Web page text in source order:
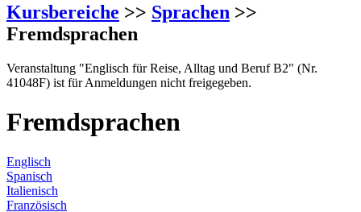
Kursbereiche >> Sprachen >>
Fremdsprachen
Veranstaltung "Englisch für Reise, Alltag und Beruf B2" (Nr.
41048F) ist für Anmeldungen nicht freigegeben.
Fremdsprachen
Englisch
Spanisch
Italienisch
Französisch